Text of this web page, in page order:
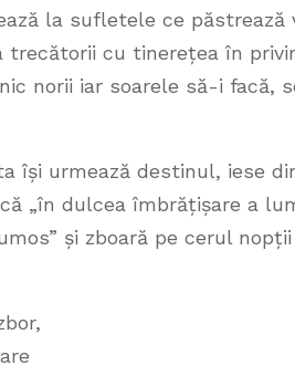
la sufletele ce păstrează
trecătorii cu tinerețea în
norii iar soarele să-i facă,
își urmează destinul, iese
„în dulcea îmbrățișare a
și zboară pe cerul